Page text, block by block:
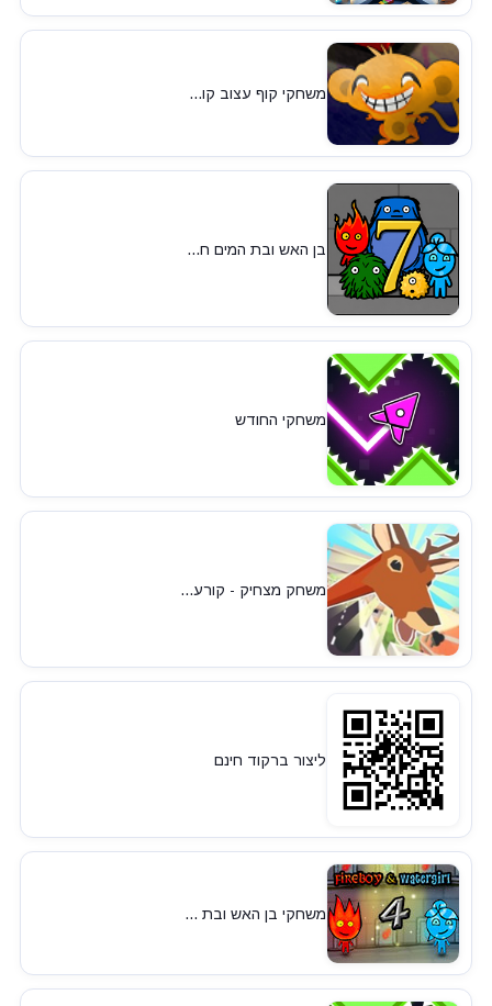
משחקי קוף עצוב קו...
בן האש ובת המים ח...
משחקי החודש
משחק מצחיק - קורע...
ליצור ברקוד חינם
משחקי בן האש ובת ...